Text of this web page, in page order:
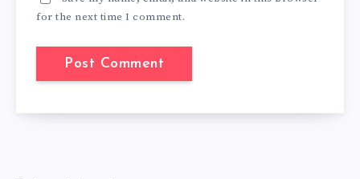
for the next time I comment.